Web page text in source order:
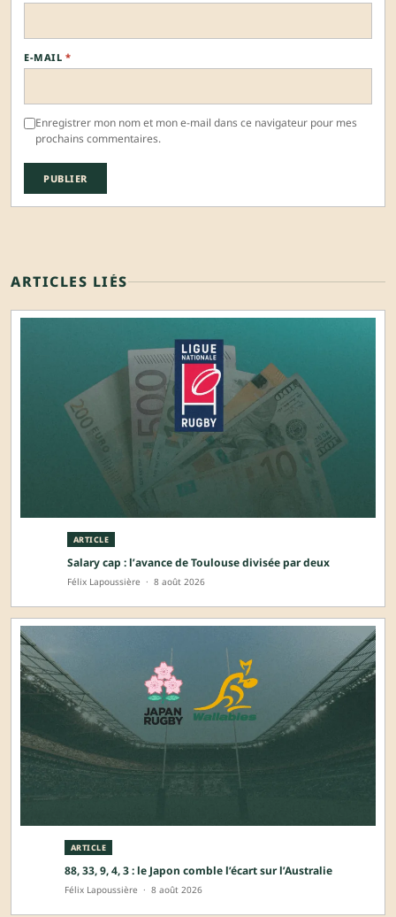
E-MAIL *
Enregistrer mon nom et mon e-mail dans ce navigateur pour mes
prochains commentaires.
ARTICLES LIÉS
ARTICLE
Salary cap : l’avance de Toulouse divisée par deux
Félix Lapoussière · 8 août 2026
ARTICLE
88, 33, 9, 4, 3 : le Japon comble l’écart sur l’Australie
Félix Lapoussière · 8 août 2026